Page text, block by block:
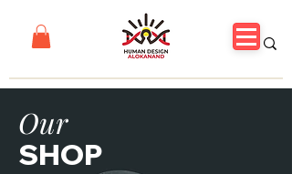
Our
SHOP